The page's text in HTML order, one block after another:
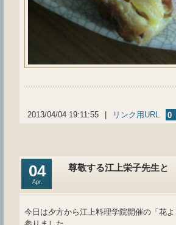
2013/04/04 19:11:55 リンク用URL 0
04
Apr.
尊敬する江上栄子先生と
今日は夕方から江上料理学院開催の「花